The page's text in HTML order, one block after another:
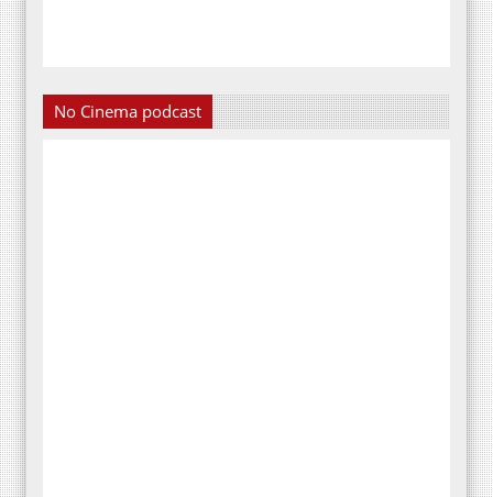
No Cinema podcast